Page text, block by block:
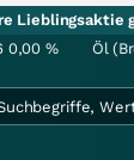
Lieblingsaktie
0,00 % Öl